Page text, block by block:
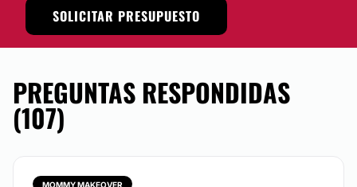
SOLICITAR PRESUPUESTO
PREGUNTAS RESPONDIDAS
(107)
MOMMY MAKEOVER